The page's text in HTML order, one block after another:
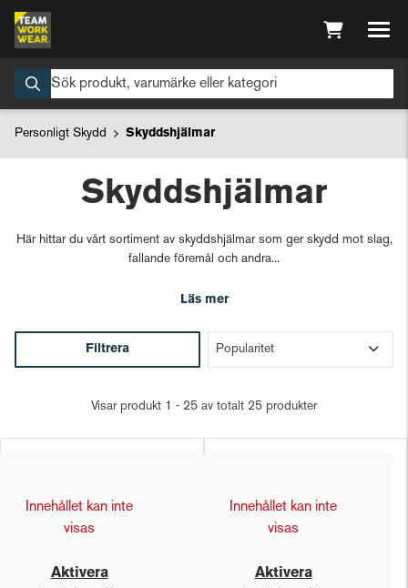
Personligt Skydd Skyddshjälmar
Skyddshjälmar
Här hittar du vårt sortiment av skyddshjälmar som ger skydd mot slag,
fallande föremål och andra...
Läs mer
Filtrera
Visar produkt 1 - 25 av totalt 25 produkter
Innehållet kan inte
visas
Aktivera
Innehållet kan inte
visas
Aktivera